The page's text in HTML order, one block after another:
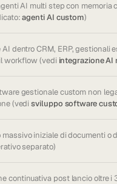
AI multi step con memoria
agenti AI custom)
dentro CRM, ERP, gestionali
workflow (vedi integrazione AI
gestionale custom non
(vedisviluppo software
massivo iniziale di documenti o
separato)
continuativa post lancio oltre i